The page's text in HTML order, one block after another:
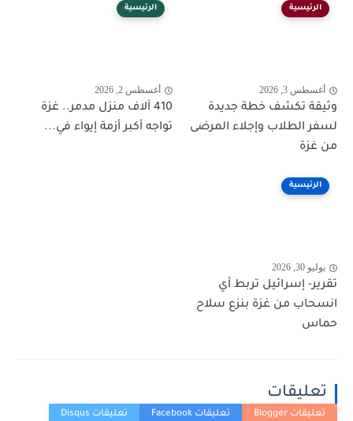
الرئيسية
أغسطس 3, 2026
وثيقة تكشف خطة جديدة
لسفر الطلاب وإجلاء المرضى
من غزة
الرئيسية
أغسطس 2, 2026
410 آلاف منزل مدمر.. غزة
تواجه أكبر أزمة إيواء في...
الرئيسية
يوليو 30, 2026
تقرير- إسرائيل تربط أي
انسحاب من غزة بنزع سلاح
حماس
تعليقات